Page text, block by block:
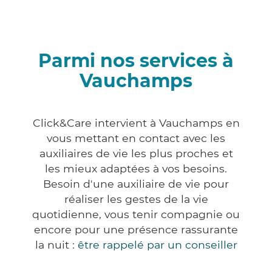
Parmi nos services à
Vauchamps
Click&Care intervient à Vauchamps en
vous mettant en contact avec les
auxiliaires de vie les plus proches et
les mieux adaptées à vos besoins.
Besoin d'une auxiliaire de vie pour
réaliser les gestes de la vie
quotidienne, vous tenir compagnie ou
encore pour une présence rassurante
la nuit : être rappelé par un conseiller